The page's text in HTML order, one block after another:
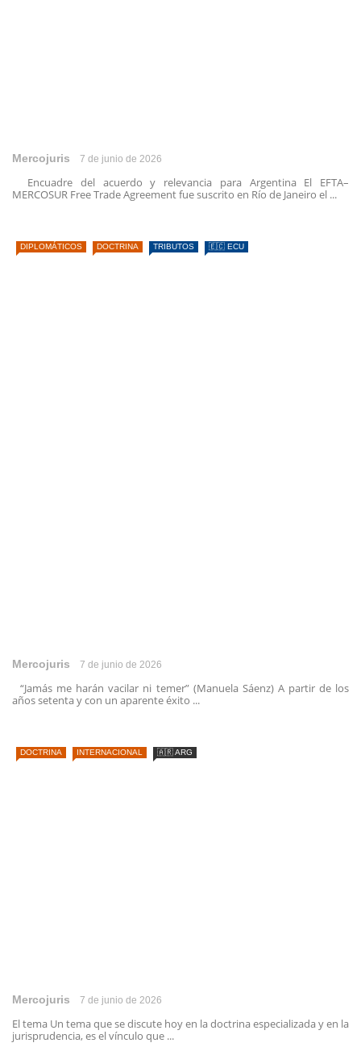
Mercojuris 7 de junio de 2026
Encuadre del acuerdo y relevancia para Argentina El EFTA–
MERCOSUR Free Trade Agreement fue suscrito en Río de Janeiro el ...
DIPLOMÁTICOS DOCTRINA TRIBUTOS 🇪🇨 ECU
Mercojuris 7 de junio de 2026
“Jamás me harán vacilar ni temer” (Manuela Sáenz) A partir de los
años setenta y con un aparente éxito ...
DOCTRINA INTERNACIONAL 🇦🇷 ARG
Mercojuris 7 de junio de 2026
El tema Un tema que se discute hoy en la doctrina especializada y en la
jurisprudencia, es el vínculo que ...